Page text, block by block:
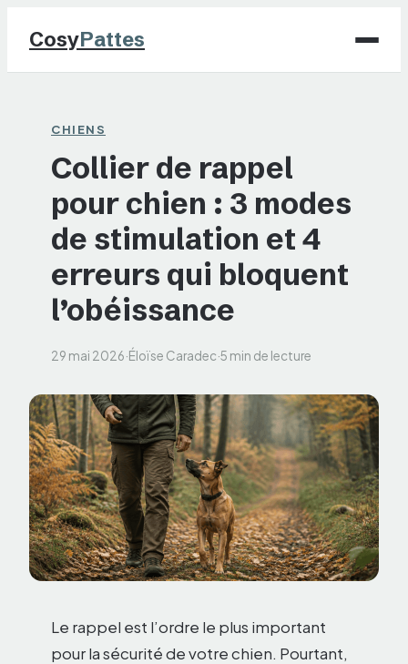
CosyPattes
Chats
NAC
Maison
Jardinage
CHIENS
Collier de rappel
pour chien : 3 modes
de stimulation et 4
erreurs qui bloquent
l’obéissance
29 mai 2026·Éloïse Caradec·5 min de lecture
Le rappel est l’ordre le plus important
pour la sécurité de votre chien. Pourtant,